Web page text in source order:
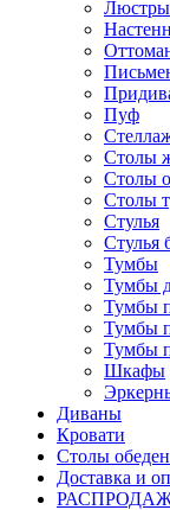
Люстры
Пуф
Столы
Столы
Столы
Стулья
Стулья
Тумбы
Тумбы
Тумбы
Тумбы
Тумбы
Шкафы
Диваны
Кровати
Столы
Доставка и